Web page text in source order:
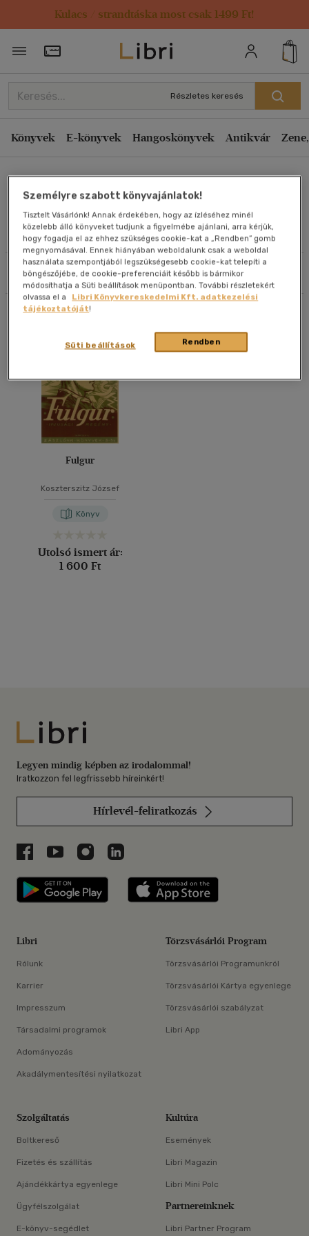
Kulacs / strandtáska most csak 1499 Ft!
Törzsvásárlói Kártya adatai
Részletes keresés
Könyvek E-könyvek Hangoskönyvek Antikvár
Művei
Szűrés Rendezés
Rendezés
Kiadás éve szerint csökkenő
Ár szerint csökkenő
Eladott darabszám szerint csökkenő
Eladott darabszám szerint növekvő
Cím szerint A-Z
Szerző szerint A-Z
Megjelenítés
20 db / oldal
Alkalmaz
Fulgur
Koszterszitz József
Könyv
Utolsó ismert ár:
1 600 Ft
Libri
Legyen mindig képben az irodalommal!
Iratkozzon fel legfrissebb híreinkért!
Hírlevél-feliratkozás
Libri a Facebookon
Libri a Youtube-on
Libri az Instagramon
Libri a LinkedInen
Libri applikáció Szerezd meg: Google
Libri
Rólunk
Karrier
Impresszum
Társadalmi programok
Adományozás
Akadálymentesítési nyilatkozat
Törzsvásárlói Program
Törzsvásárlói Programunkról
Törzsvásárlói Kártya egyenlege
Törzsvásárlói szabályzat
Libri App
Szolgáltatás
Boltkereső
Fizetés és szállítás
Ajándékkártya egyenlege
Ügyfélszolgálat
E-könyv-segédlet
Kultúra
Események
Libri Magazin
Libri Mini Polc
Partnereinknek
Libri Partner Program
Személyre szabott könyvajánlatok!
Tisztelt Vásárlónk! Annak érdekében, hogy az ízléséhez minél
közelebb álló könyveket tudjunk a figyelmébe ajánlani, arra kérjük,
hogy fogadja el az ehhez szükséges cookie-kat a „Rendben” gomb
megnyomásával. Ennek hiányában weboldalunk csak a weboldal
használata szempontjából legszükségesebb cookie-kat telepíti a
böngészőjébe, de cookie-preferenciáit később is bármikor
módosíthatja a Süti beállítások menüpontban. További részletekért
olvassa el a
Libri Könyvkereskedelmi Kft. adatkezelési
tájékoztatóját!
Rendben
Süti beállítások